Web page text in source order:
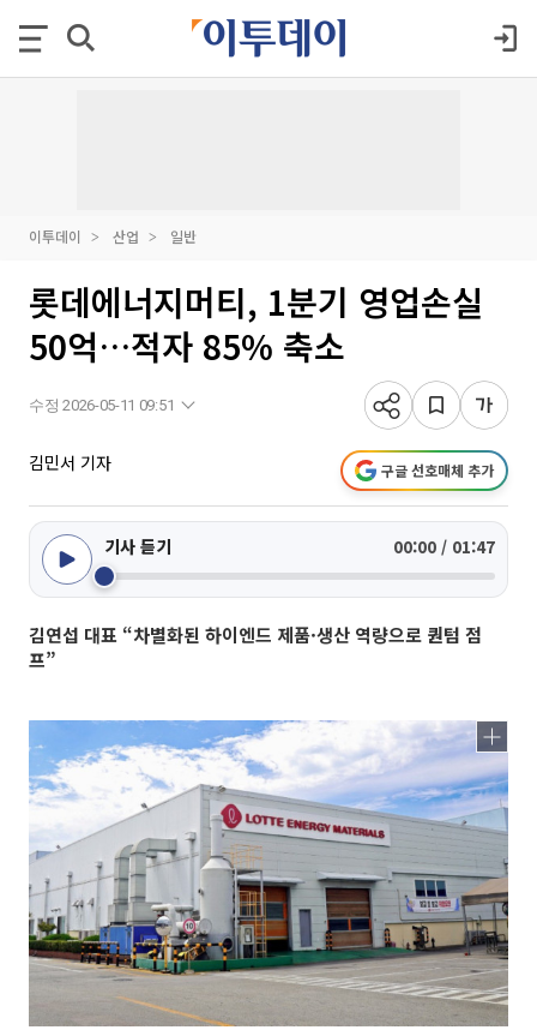
이투데이 산업 일반
롯데에너지머티, 1분기 영업손실
50억…적자 85% 축소
수정 2026-05-11 09:51
김민서 기자 구글 선호매체 추가
기사 듣기 00:00 / 01:47
김연섭 대표 “차별화된 하이엔드 제품·생산 역량으로 퀀텀 점
프”